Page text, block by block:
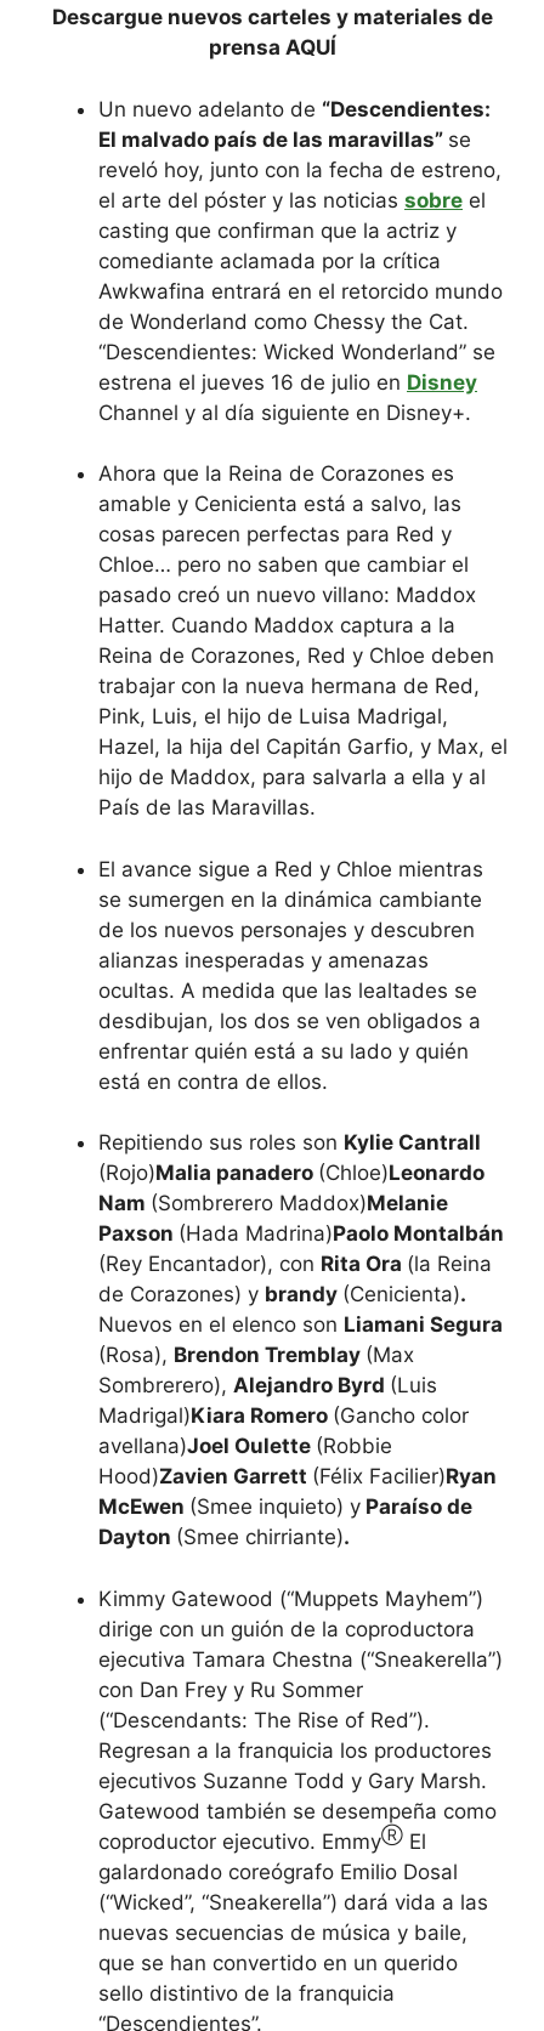
Descargue nuevos carteles y materiales de
prensa AQUÍ
Un nuevo adelanto de “Descendientes:
El malvado país de las maravillas” se
reveló hoy, junto con la fecha de estreno,
el arte del póster y las noticias sobre el
casting que confirman que la actriz y
comediante aclamada por la crítica
Awkwafina entrará en el retorcido mundo
de Wonderland como Chessy the Cat.
“Descendientes: Wicked Wonderland” se
estrena el jueves 16 de julio en Disney
Channel y al día siguiente en Disney+.
Ahora que la Reina de Corazones es
amable y Cenicienta está a salvo, las
cosas parecen perfectas para Red y
Chloe… pero no saben que cambiar el
pasado creó un nuevo villano: Maddox
Hatter. Cuando Maddox captura a la
Reina de Corazones, Red y Chloe deben
trabajar con la nueva hermana de Red,
Pink, Luis, el hijo de Luisa Madrigal,
Hazel, la hija del Capitán Garfio, y Max, el
hijo de Maddox, para salvarla a ella y al
País de las Maravillas.
El avance sigue a Red y Chloe mientras
se sumergen en la dinámica cambiante
de los nuevos personajes y descubren
alianzas inesperadas y amenazas
ocultas. A medida que las lealtades se
desdibujan, los dos se ven obligados a
enfrentar quién está a su lado y quién
está en contra de ellos.
Repitiendo sus roles son Kylie Cantrall
(Rojo)Malia panadero (Chloe)Leonardo
Nam (Sombrerero Maddox)Melanie
Paxson (Hada Madrina)Paolo Montalbán
(Rey Encantador), con Rita Ora (la Reina
de Corazones) y brandy (Cenicienta).
Nuevos en el elenco son Liamani Segura
(Rosa), Brendon Tremblay (Max
Sombrerero), Alejandro Byrd (Luis
Madrigal)Kiara Romero (Gancho color
avellana)Joel Oulette (Robbie
Hood)Zavien Garrett (Félix Facilier)Ryan
McEwen (Smee inquieto) y Paraíso de
Dayton (Smee chirriante).
Kimmy Gatewood (“Muppets Mayhem”)
dirige con un guión de la coproductora
ejecutiva Tamara Chestna (“Sneakerella”)
con Dan Frey y Ru Sommer
(“Descendants: The Rise of Red”).
Regresan a la franquicia los productores
ejecutivos Suzanne Todd y Gary Marsh.
Gatewood también se desempeña como
coproductor ejecutivo. EmmyⓇ El
galardonado coreógrafo Emilio Dosal
(“Wicked”, “Sneakerella”) dará vida a las
nuevas secuencias de música y baile,
que se han convertido en un querido
sello distintivo de la franquicia
“Descendientes”.